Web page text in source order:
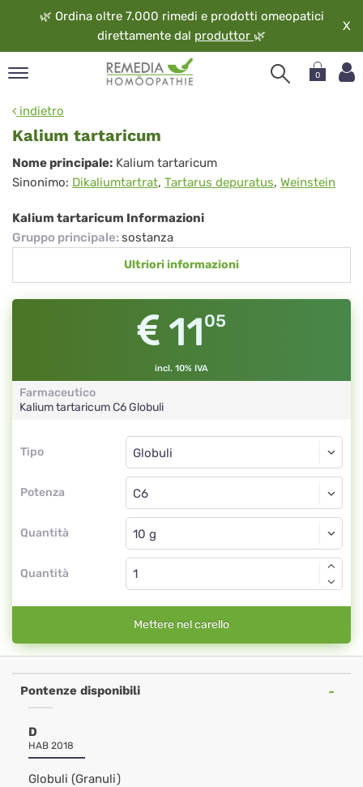
🌿 Ordina oltre 7.000 rimedi e prodotti omeopatici
direttamente dal produttor 🌿
X
0
indietro
Kalium tartaricum
Kalium
tartaricum
Nome principale: Kalium tartaricum
Sinonimo: Dikaliumtartrat, Tartarus depuratus, Weinstein
Kalium tartaricum Informazioni
Gruppo principale: sostanza
Ultriori informazioni
1105
incl. 10% IVA
Farmaceutico
Kalium tartaricumC6Globuli
Tipo
Tipo
Potenza
Globuli
C6
Quantità
Globuli
Quantità
Mettere nel carello
Pontenze disponibili
D
HAB 2018
Globuli (Granuli)